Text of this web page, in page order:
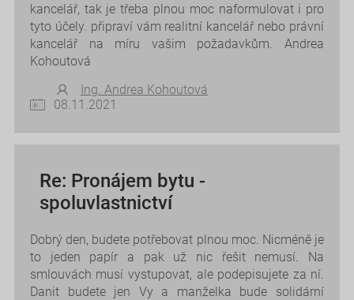
kancelář, tak je třeba plnou moc naformulovat i pro
tyto účely. připraví vám realitní kancelář nebo právní
kancelář na míru vašim požadavkům. Andrea
Kohoutová
Ing. Andrea Kohoutová
08.11.2021
Re: Pronájem bytu -
spoluvlastnictví
Dobrý den, budete potřebovat plnou moc. Nicméně je
to jeden papír a pak už nic řešit nemusí. Na
smlouvách musí vystupovat, ale podepisujete za ní.
Danit budete jen Vy a manželka bude solidární